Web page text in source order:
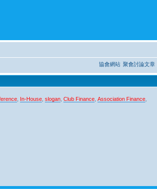
協會網站 聚會討論文章
In-House slogan Club Finance Association Finance